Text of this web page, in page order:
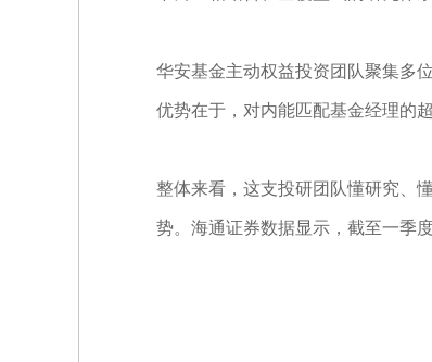
华安基金主动权益投资团队聚集多
优势在于，对内能匹配基金经理的
整体来看，这支投研团队懂研究、
势。海通证券数据显示，截至一季